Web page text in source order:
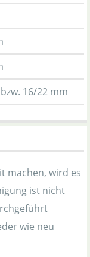
16/22 mm
machen, wird es
ist nicht
wie neu